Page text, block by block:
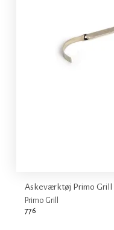
Askeværktøj Primo Grill
Primo Grill
776